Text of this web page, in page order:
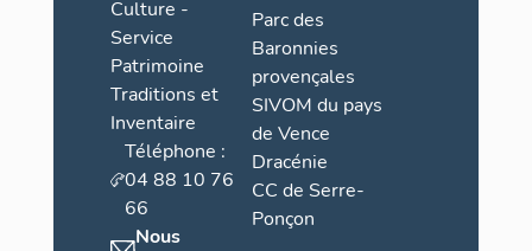
Culture -
Service
Patrimoine
Traditions et
Inventaire
Téléphone :
04 88 10 76
66
Nous
Parc des
Baronnies
provençales
SIVOM du pays
de Vence
Dracénie
CC de Serre-
Ponçon